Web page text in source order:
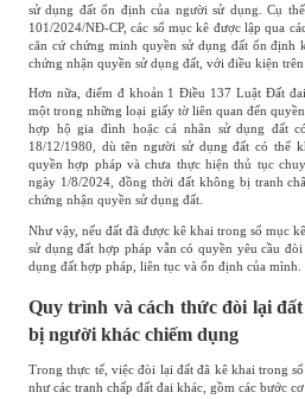
sử dụng đất ổn định của người sử dụng. Cụ
101/2024/NĐ-CP, các sổ mục kê được lập qua
căn cứ chứng minh quyền sử dụng đất ổn định
chứng nhận quyền sử dụng đất, với điều kiện
Hơn nữa, điểm đ khoản 1 Điều 137 Luật Đất
một trong những loại giấy tờ liên quan đến
hợp hộ gia đình hoặc cá nhân sử dụng đất
18/12/1980, dù tên người sử dụng đất có thể
quyền hợp pháp và chưa thực hiện thủ tục
ngày 1/8/2024, đồng thời đất không bị tranh
chứng nhận quyền sử dụng đất.
Như vậy, nếu đất đã được kê khai trong sổ mục
sử dụng đất hợp pháp vẫn có quyền yêu cầu
dụng đất hợp pháp, liên tục và ổn định của mình.
Quy trình và cách thức đòi lại
bị người khác chiếm dụng
Trong thực tế, việc đòi lại đất đã kê khai trong
như các tranh chấp đất đai khác, gồm các bước cơ